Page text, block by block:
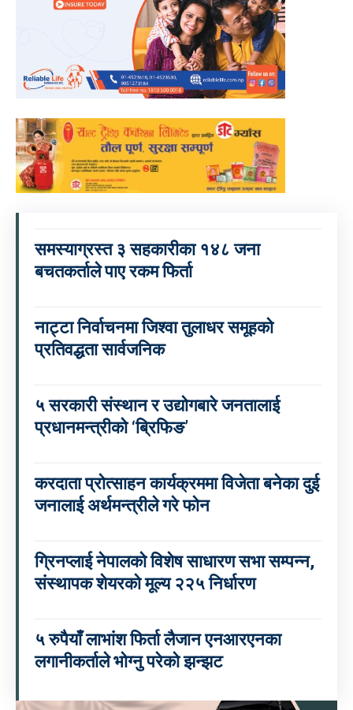
समस्याग्रस्त ३ सहकारीका १४८ जना
बचतकर्ताले पाए रकम फिर्ता
नाट्टा निर्वाचनमा जिश्वा तुलाधर समूहको
प्रतिवद्धता सार्वजनिक
५ सरकारी संस्थान र उद्योगबारे जनतालाई
प्रधानमन्त्रीको ‘ब्रिफिङ’
करदाता प्रोत्साहन कार्यक्रममा विजेता बनेका दुई
जनालाई अर्थमन्त्रीले गरे फोन
ग्रिनप्लाई नेपालको विशेष साधारण सभा सम्पन्न,
संस्थापक शेयरको मूल्य २२५ निर्धारण
५ रुपैयाँ लाभांश फिर्ता लैजान एनआरएनका
लगानीकर्ताले भोग्नु परेको झन्झट